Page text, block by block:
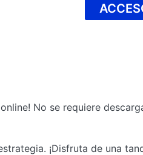
No se requiere
¡Disfruta de una